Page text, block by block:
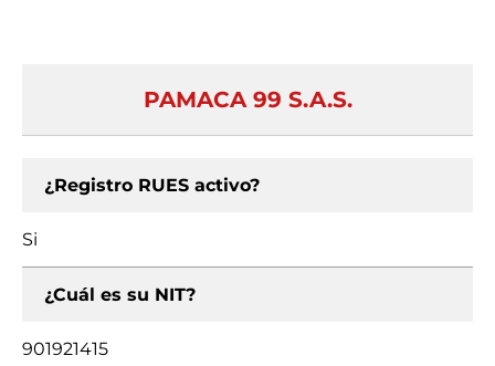
PAMACA 99 S.A.S.
¿Registro RUES activo?
Si
¿Cuál es su NIT?
901921415